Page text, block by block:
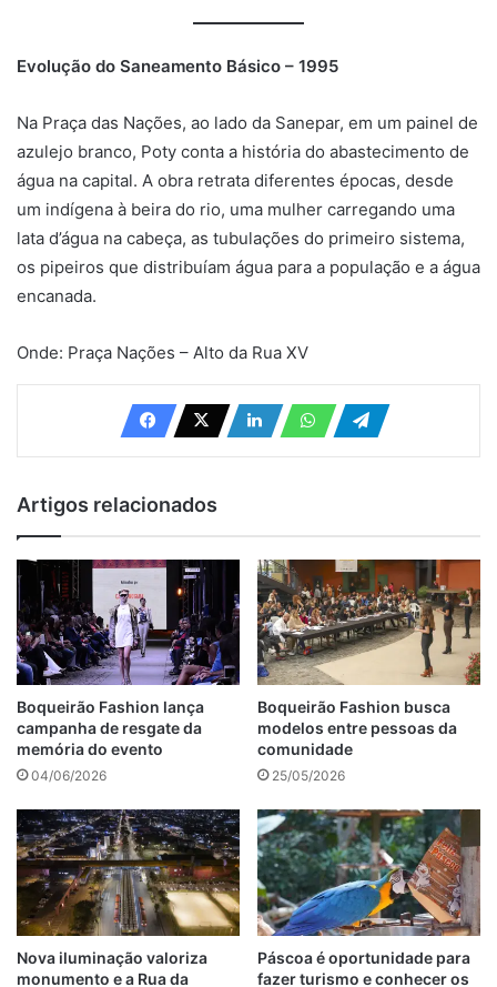
Evolução do Saneamento Básico – 1995
Na Praça das Nações, ao lado da Sanepar, em um painel de
azulejo branco, Poty conta a história do abastecimento de
água na capital. A obra retrata diferentes épocas, desde
um indígena à beira do rio, uma mulher carregando uma
lata d’água na cabeça, as tubulações do primeiro sistema,
os pipeiros que distribuíam água para a população e a água
encanada.
Onde: Praça Nações – Alto da Rua XV
Artigos relacionados
Boqueirão Fashion lança
campanha de resgate da
memória do evento
04/06/2026
Boqueirão Fashion busca
modelos entre pessoas da
comunidade
25/05/2026
Nova iluminação valoriza
monumento e a Rua da
Páscoa é oportunidade para
fazer turismo e conhecer os